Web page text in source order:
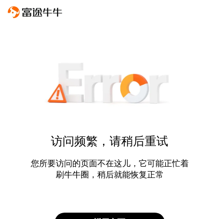
访问频繁，请稍后重试
您所要访问的页面不在这儿，它可能正忙着
刷牛牛圈，稍后就能恢复正常